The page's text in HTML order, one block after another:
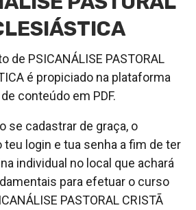
de PSICANÁLISE PASTORAL
é propiciado na plataforma
conteúdo em PDF.
se cadastrar de graça, o
login e tua senha a fim de ter
individual no local que achará
para efetuar o curso
PASTORAL CRISTÃ